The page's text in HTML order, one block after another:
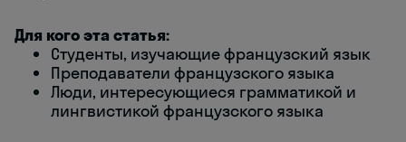
Для кого эта статья:
Студенты, изучающие французский язык
Преподаватели французского языка
Люди, интересующиеся грамматикой и
лингвистикой французского языка